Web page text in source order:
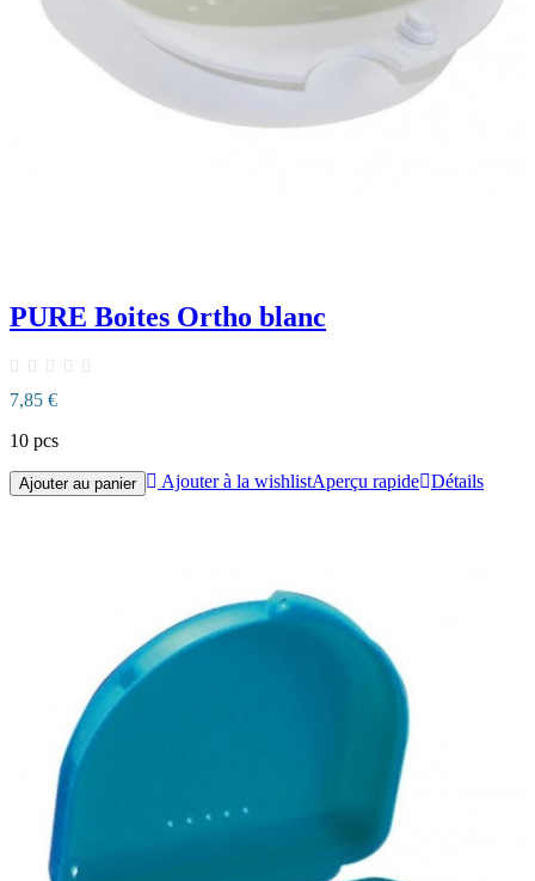
PURE Boites Ortho blanc
7,85 €
10 pcs
Ajouter au panier Ajouter à la wishlistAperçu rapide Détails